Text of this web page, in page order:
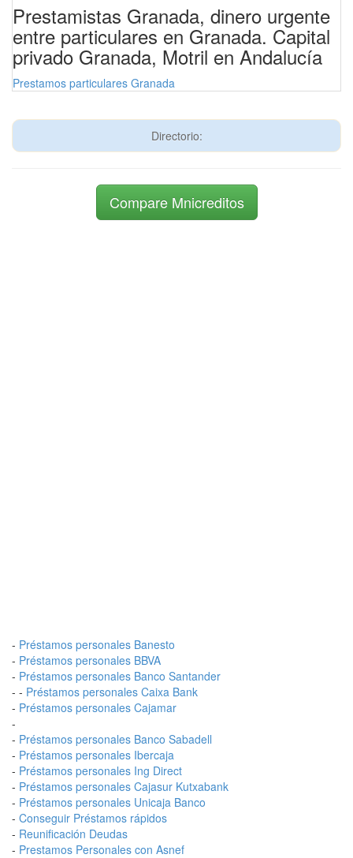
Prestamistas Granada, dinero urgente
entre particulares en Granada. Capital
privado Granada, Motril en Andalucía
Prestamos particulares Granada
Directorio:
Compare Mnicreditos
- Préstamos personales Banesto
- Préstamos personales BBVA
- Préstamos personales Banco Santander
- - Préstamos personales Caixa Bank
- Préstamos personales Cajamar
-
- Préstamos personales Banco Sabadell
- Préstamos personales Ibercaja
- Préstamos personales Ing Direct
- Préstamos personales Cajasur Kutxabank
- Préstamos personales Unicaja Banco
- Conseguir Préstamos rápidos
- Reunificación Deudas
- Prestamos Personales con Asnef